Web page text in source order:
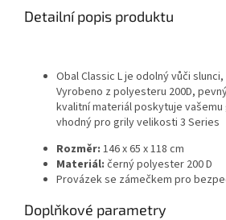
Detailní popis produktu
Obal Classic L je odolný vůči
Vyrobeno z polyesteru 200D,
kvalitní materiál poskytuje vašemu
vhodný pro grily velikosti 3 Series
Rozměr: 146 x 65 x 118 cm
Materiál: černý polyester 200 D
Provázek se zámečkem pro
Doplňkové parametry